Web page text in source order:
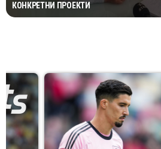
КОНКРЕТНИ ПРОЕКТИ